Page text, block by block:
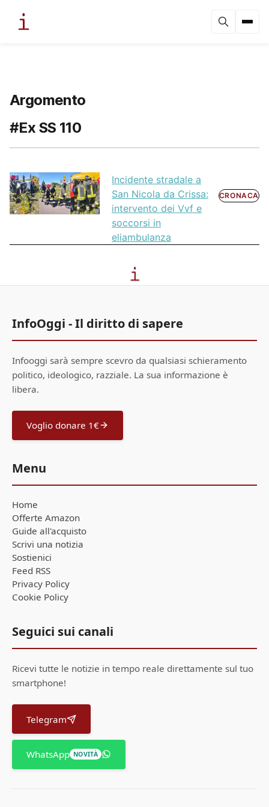
Argomento
#Ex SS 110
Incidente stradale a
San Nicola da Crissa:
intervento dei Vvf e
soccorsi in
eliambulanza
CRONACA
InfoOggi - Il diritto di sapere
Infooggi sarà sempre scevro da qualsiasi schieramento
politico, ideologico, razziale. La sua informazione è
libera.
Voglio donare 1€
Menu
Home
Offerte Amazon
Guide all'acquisto
Scrivi una notizia
Sostienici
Feed RSS
Privacy Policy
Cookie Policy
Seguici sui canali
Ricevi tutte le notizie in tempo reale direttamente sul tuo
smartphone!
Telegram
WhatsApp NOVITÀ